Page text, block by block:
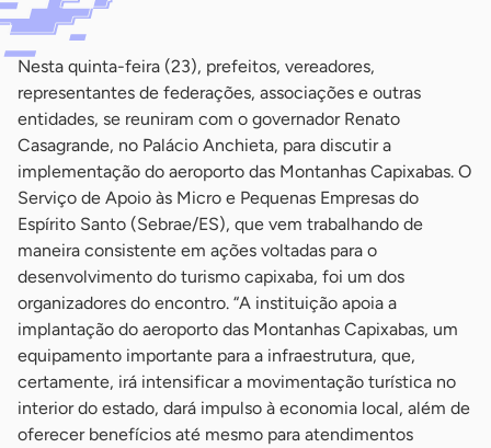
Nesta quinta-feira (23), prefeitos, vereadores,
representantes de federações, associações e outras
entidades, se reuniram com o governador Renato
Casagrande, no Palácio Anchieta, para discutir a
implementação do aeroporto das Montanhas Capixabas. O
Serviço de Apoio às Micro e Pequenas Empresas do
Espírito Santo (Sebrae/ES), que vem trabalhando de
maneira consistente em ações voltadas para o
desenvolvimento do turismo capixaba, foi um dos
organizadores do encontro. “A instituição apoia a
implantação do aeroporto das Montanhas Capixabas, um
equipamento importante para a infraestrutura, que,
certamente, irá intensificar a movimentação turística no
interior do estado, dará impulso à economia local, além de
oferecer benefícios até mesmo para atendimentos